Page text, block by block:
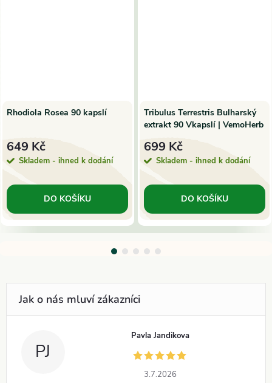
Rhodiola Rosea 90 kapslí
649 Kč
Skladem - ihned k dodání
DO KOŠÍKU
Tribulus Terrestris Bulharský
extrakt 90 Vkapslí | VemoHerb
699 Kč
Skladem - ihned k dodání
DO KOŠÍKU
PJ
Pavla Jandikova
3.7.2026